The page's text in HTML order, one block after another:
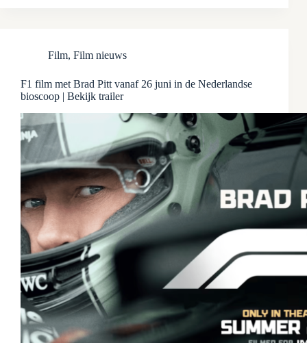
Film, Film nieuws
F1 film met Brad Pitt vanaf 26 juni in de Nederlandse
bioscoop | Bekijk trailer